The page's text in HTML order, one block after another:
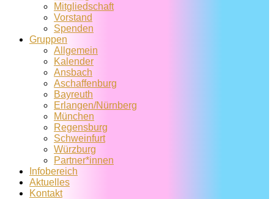
Mitglied­schaft
Vorstand
Spenden
Gruppen
Allgemein
Kalender
Ansbach
Aschaffenburg
Bayreuth
Erlangen/Nürnberg
München
Regensburg
Schweinfurt
Würzburg
Partner*innen
Infobereich
Aktuelles
Kontakt